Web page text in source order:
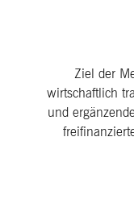
Ziel der
wirtschaftlich
und